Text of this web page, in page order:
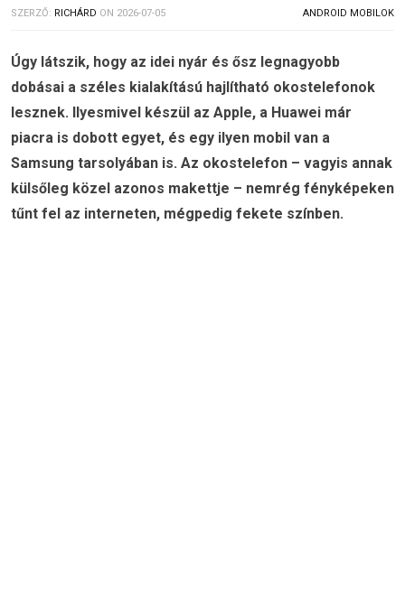
SZERZŐ: RICHÁRD ON 2026-07-05 ANDROID MOBILOK
Úgy látszik, hogy az idei nyár és ősz legnagyobb
dobásai a széles kialakítású hajlítható okostelefonok
lesznek. Ilyesmivel készül az Apple, a Huawei már
piacra is dobott egyet, és egy ilyen mobil van a
Samsung tarsolyában is. Az okostelefon – vagyis annak
külsőleg közel azonos makettje – nemrég fényképeken
tűnt fel az interneten, mégpedig fekete színben.